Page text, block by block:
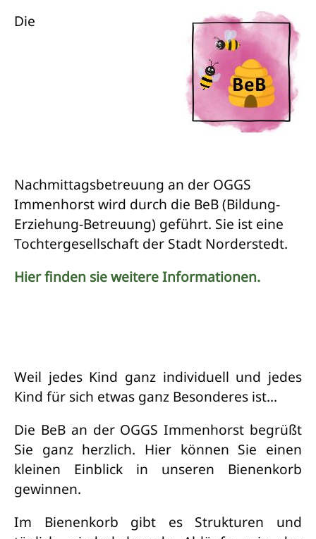
Die
Nachmittagsbetreuung an der OGGS
Immenhorst wird durch die BeB (Bildung-
Erziehung-Betreuung) geführt. Sie ist eine
Tochtergesellschaft der Stadt Norderstedt.
Hier finden sie weitere Informationen.
Weil jedes Kind ganz individuell und jedes
Kind für sich etwas ganz Besonderes ist...
Die BeB an der OGGS Immenhorst begrüßt
Sie ganz herzlich. Hier können Sie einen
kleinen Einblick in unseren Bienenkorb
gewinnen.
Im Bienenkorb gibt es Strukturen und